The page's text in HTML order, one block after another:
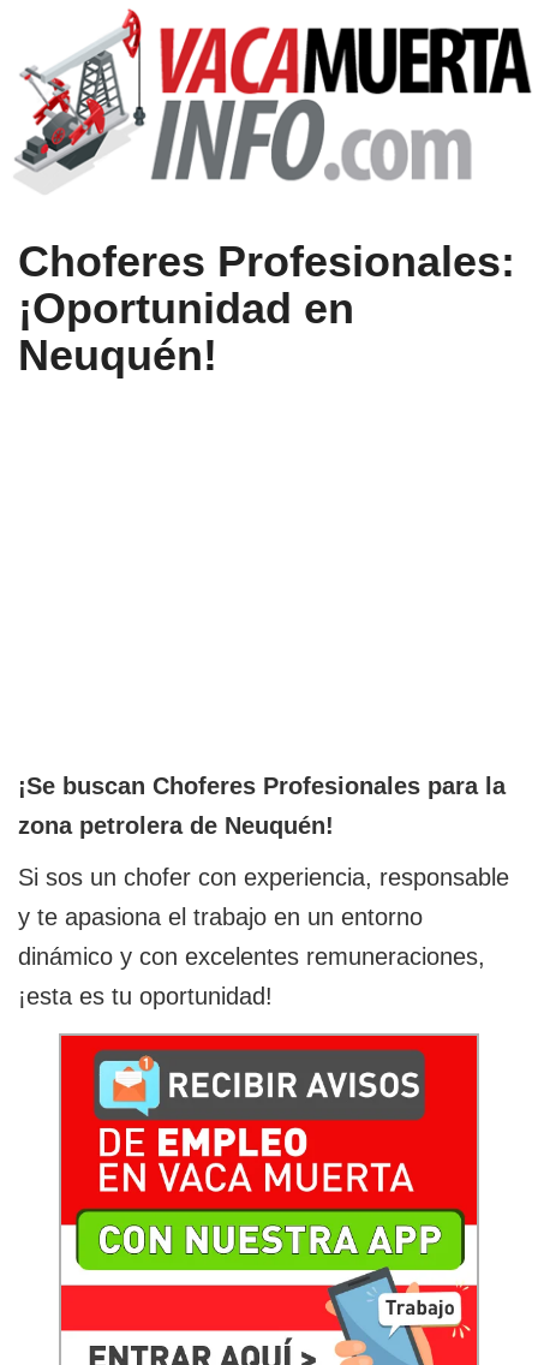
Choferes Profesionales:
¡Oportunidad en
Neuquén!
¡Se buscan Choferes Profesionales para la
zona petrolera de Neuquén!
Si sos un chofer con experiencia, responsable
y te apasiona el trabajo en un entorno
dinámico y con excelentes remuneraciones,
¡esta es tu oportunidad!